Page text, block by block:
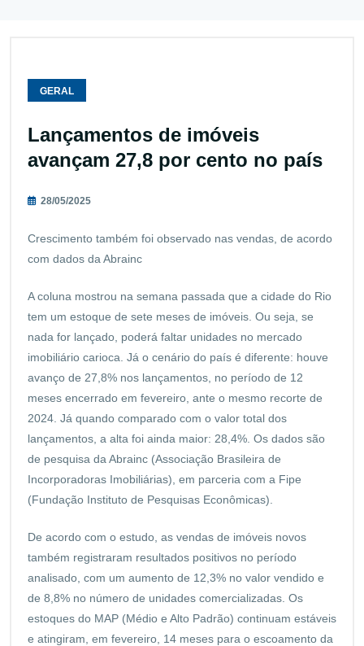
GERAL
Lançamentos de imóveis
avançam 27,8 por cento no país
28/05/2025
Crescimento também foi observado nas vendas, de acordo
com dados da Abrainc
A coluna mostrou na semana passada que a cidade do Rio
tem um estoque de sete meses de imóveis. Ou seja, se
nada for lançado, poderá faltar unidades no mercado
imobiliário carioca. Já o cenário do país é diferente: houve
avanço de 27,8% nos lançamentos, no período de 12
meses encerrado em fevereiro, ante o mesmo recorte de
2024. Já quando comparado com o valor total dos
lançamentos, a alta foi ainda maior: 28,4%. Os dados são
de pesquisa da Abrainc (Associação Brasileira de
Incorporadoras Imobiliárias), em parceria com a Fipe
(Fundação Instituto de Pesquisas Econômicas).
De acordo com o estudo, as vendas de imóveis novos
também registraram resultados positivos no período
analisado, com um aumento de 12,3% no valor vendido e
de 8,8% no número de unidades comercializadas. Os
estoques do MAP (Médio e Alto Padrão) continuam estáveis
e atingiram, em fevereiro, 14 meses para o escoamento da